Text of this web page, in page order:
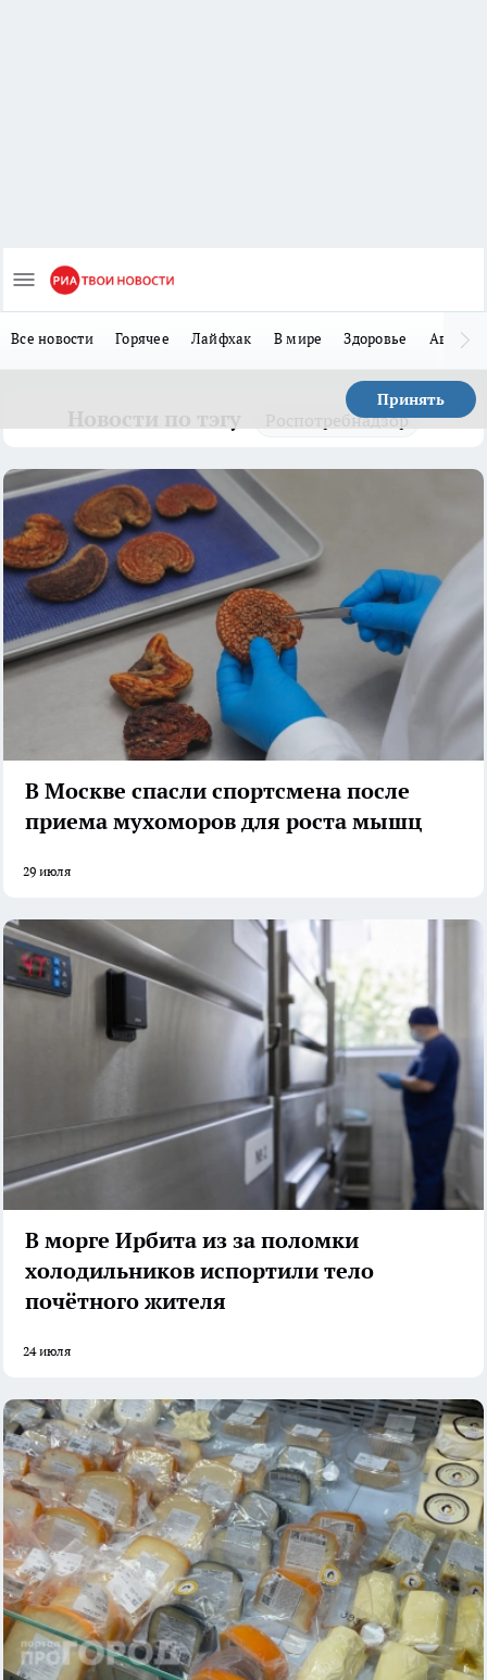
Все новости Горячее Лайфхак В мире Здоровье Авто
Принять
Роспотребнадзор
В Москве спасли спортсмена после
приема мухоморов для роста мышц
29 июля
В морге Ирбита из за поломки
холодильников испортили тело
почётного жителя
24 июля